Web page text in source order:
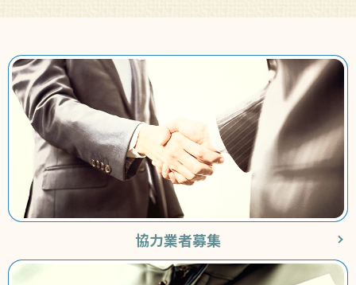
協力業者募集